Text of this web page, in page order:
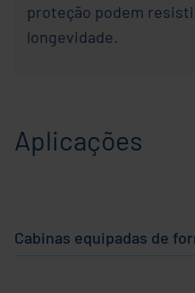
proteção podem
longevidade.
Aplicações
Cabinas equipadas de